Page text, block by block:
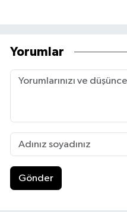
Yorumlar
Gönder